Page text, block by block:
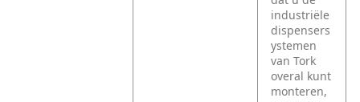
industriële
dispensers
ystemen
van Tork
overal kunt
monteren,